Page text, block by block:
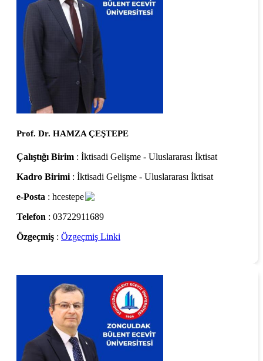
Prof. Dr. HAMZA ÇEŞTEPE
Çalıştığı Birim : İktisadi Gelişme - Uluslararası İktisat
Kadro Birimi : İktisadi Gelişme - Uluslararası İktisat
e-Posta : hcestepe
Telefon : 03722911689
Özgeçmiş : Özgeçmiş Linki